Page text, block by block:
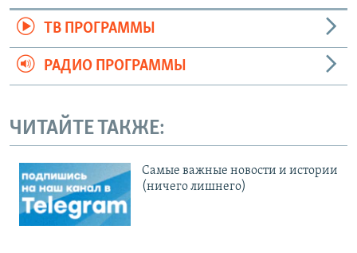
ТВ ПРОГРАММЫ
РАДИО ПРОГРАММЫ
ЧИТАЙТЕ ТАКЖЕ:
Cамые важные новости и истории
(ничего лишнего)